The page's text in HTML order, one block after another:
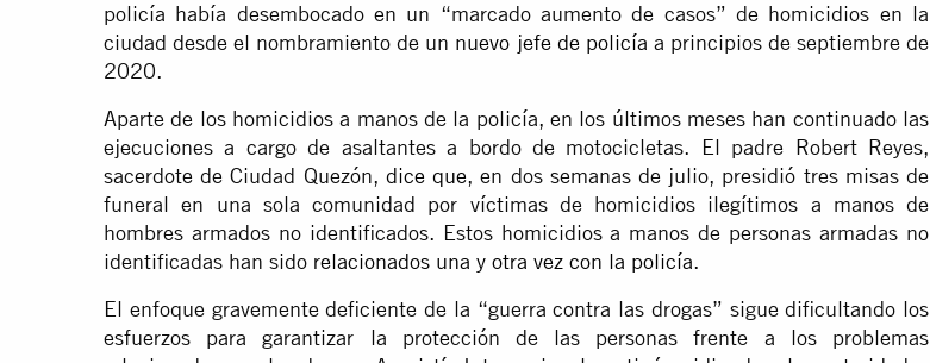
policía había desembocado en un “marcado aumento de casos” de homicidios en la
ciudad desde el nombramiento de un nuevo jefe de policía a principios de septiembre de
2020.
Aparte de los homicidios a manos de la policía, en los últimos meses han continuado las
ejecuciones a cargo de asaltantes a bordo de motocicletas. El padre Robert Reyes,
sacerdote de Ciudad Quezón, dice que, en dos semanas de julio, presidió tres misas de
funeral en una sola comunidad por víctimas de homicidios ilegítimos a manos de
hombres armados no identificados. Estos homicidios a manos de personas armadas no
identificadas han sido relacionados una y otra vez con la policía.
El enfoque gravemente deficiente de la “guerra contra las drogas” sigue dificultando los
esfuerzos para garantizar la protección de las personas frente a los problemas